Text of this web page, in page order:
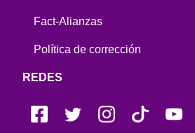
Fact-Alianzas
Política de corrección
REDES